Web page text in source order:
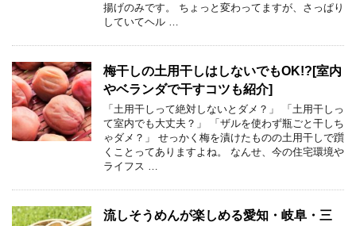
揚げのみです。 ちょっと変わってますが、さっぱり
していてヘル …
梅干しの土用干しはしないでもOK!?[室内
やベランダで干すコツも紹介]
「土用干しって絶対しないとダメ？」 「土用干しっ
て室内でも大丈夫？」 「ザルを使わず瓶ごと干しち
ゃダメ？」 せっかく梅を漬けたものの土用干しで躓
くことってありますよね。 なんせ、今の住宅環境や
ライフス …
流しそうめんが楽しめる愛知・岐阜・三